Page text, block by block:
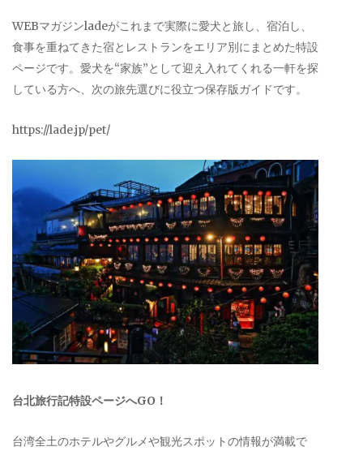
WEBマガジンladeがこれまで実際に愛犬と旅し、宿泊し、
食事を重ねてきた宿とレストランをエリア別にまとめた特設
ページです。愛犬を“家族”として迎え入れてくれる一軒を探
している方へ、次の旅先選びに役立つ保存版ガイドです。
https://lade.jp/pet/
台北旅行記特設ページへGO！
台湾全土のホテルやグルメや観光スポットの情報が満載で